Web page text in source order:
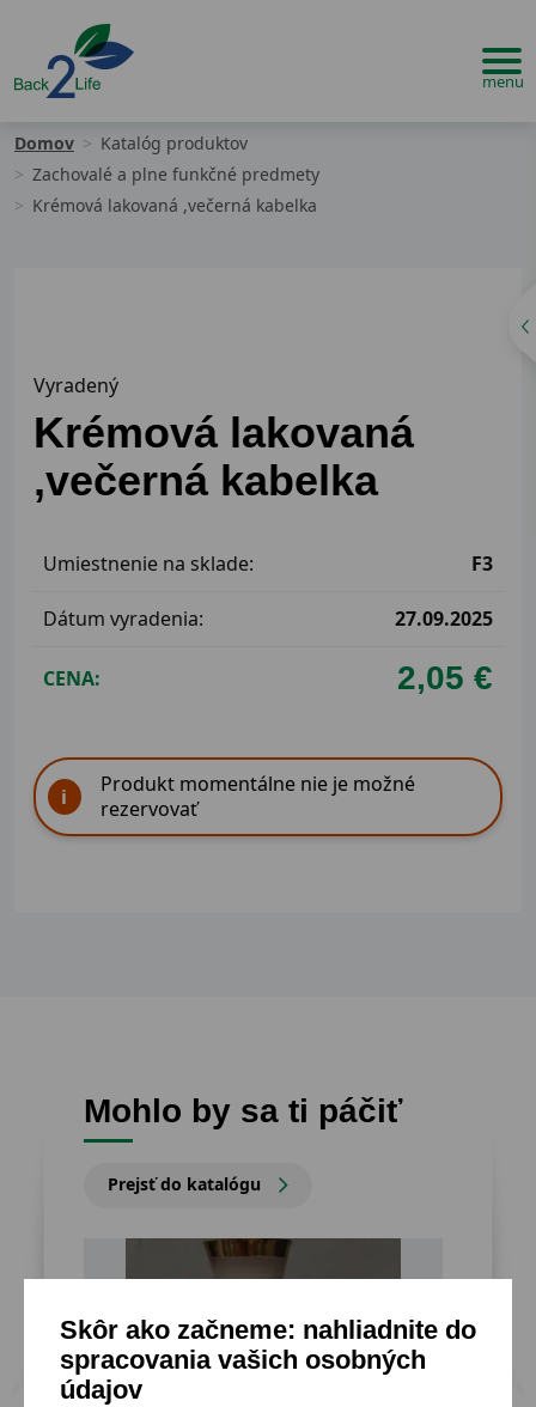
Domov
Katalóg produktov
Zachovalé a plne funkčné predmety
Krémová lakovaná ,večerná kabelka
Vyradený
Krémová lakovaná
,večerná kabelka
Umiestnenie na sklade: F3
Dátum vyradenia: 27.09.2025
CENA: 2,05 €
Produkt momentálne nie je možné
rezervovať
Mohlo by sa ti páčiť
Prejsť do katalógu
Skôr ako začneme: nahliadnite do
spracovania vašich osobných
údajov